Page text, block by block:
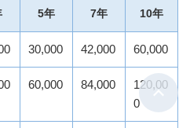
5年 7年 10年
30,000 42,000 60,000
60,000 84,000
120,00
0